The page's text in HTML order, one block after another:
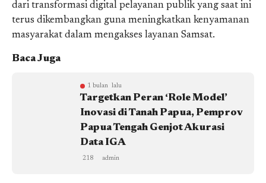
dari transformasi digital pelayanan publik yang saat ini
terus dikembangkan guna meningkatkan kenyamanan
masyarakat dalam mengakses layanan Samsat.
Baca Juga
1 bulan lalu
Targetkan Peran ‘Role Model’
Inovasi di Tanah Papua, Pemprov
Papua Tengah Genjot Akurasi
Data IGA
218 admin